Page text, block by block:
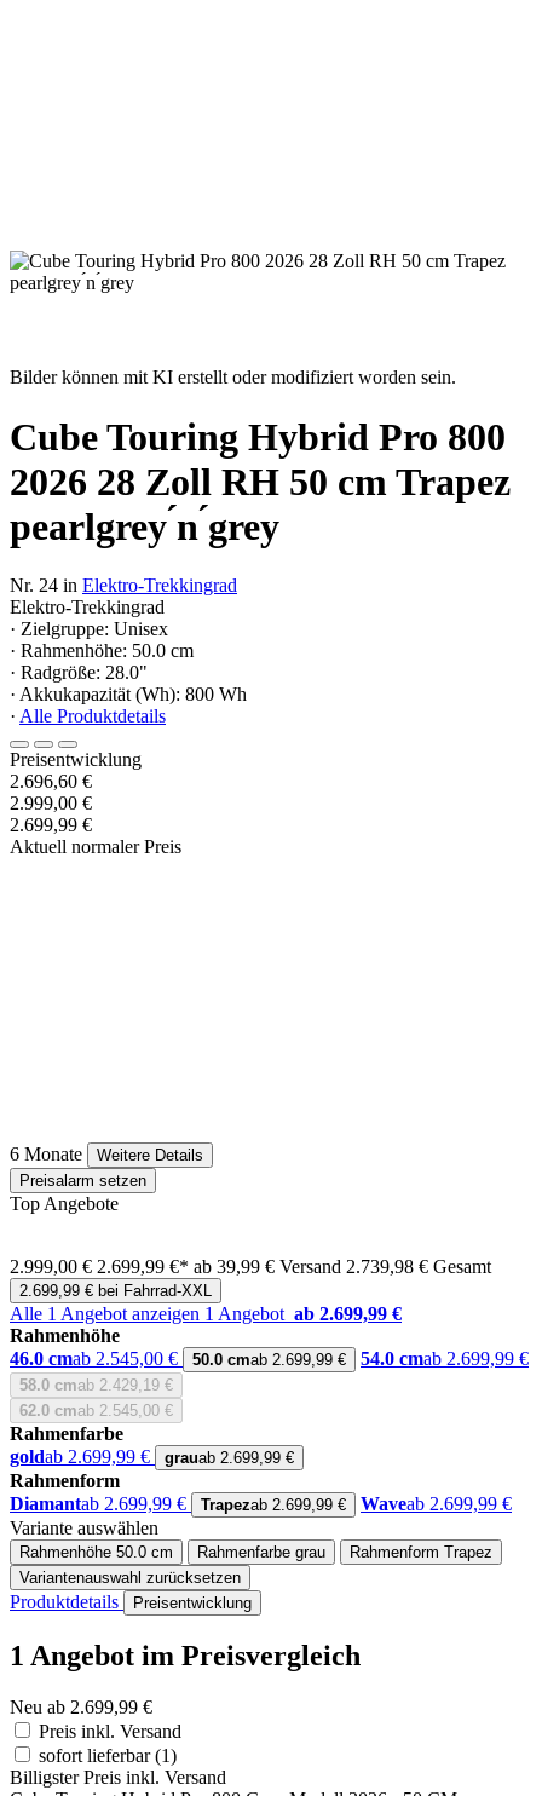
Bilder können mit KI erstellt oder modifiziert worden sein.
Cube Touring Hybrid Pro 800
2026 28 Zoll RH 50 cm Trapez
pearlgrey ́n ́grey
Nr. 24 in Elektro-Trekkingrad
Elektro-Trekkingrad
· Zielgruppe: Unisex
· Rahmenhöhe: 50.0 cm
· Radgröße: 28.0"
· Akkukapazität (Wh): 800 Wh
· Alle Produktdetails
Preisentwicklung
2.696,60 €
2.999,00 €
2.699,99 €
Aktuell normaler Preis
6 Monate
Weitere Details
Preisalarm setzen
Top Angebote
2.999,00 € 2.699,99 €* ab 39,99 € Versand 2.739,98 € Gesamt
2.699,99 € bei Fahrrad-XXL
Alle 1 Angebot anzeigen 1 Angebot ab 2.699,99 €
Rahmenhöhe
46.0 cmab 2.545,00 € 50.0 cmab 2.699,99 € 54.0 cmab 2.699,99 €
58.0 cmab 2.429,19 €
62.0 cmab 2.545,00 €
Rahmenfarbe
goldab 2.699,99 € grauab 2.699,99 €
Rahmenform
Diamantab 2.699,99 € Trapezab 2.699,99 € Waveab 2.699,99 €
Variante auswählen
Rahmenhöhe 50.0 cm Rahmenfarbe grau Rahmenform Trapez
Variantenauswahl zurücksetzen
Produktdetails Preisentwicklung
1 Angebot im Preisvergleich
Neu ab 2.699,99 €
Preis inkl. Versand
sofort lieferbar(1)
Billigster Preis inkl. Versand